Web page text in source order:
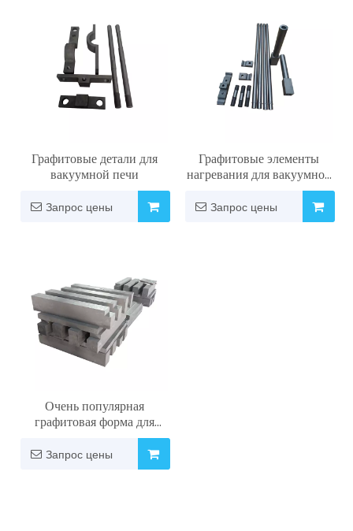
Графитовые детали для
вакуумной печи
Запрос цены
Графитовые элементы
нагревания для вакуумной
Запрос цены
Очень популярная
графитовая форма для
футеровки из графита
высокой чистоты.
Запрос цены